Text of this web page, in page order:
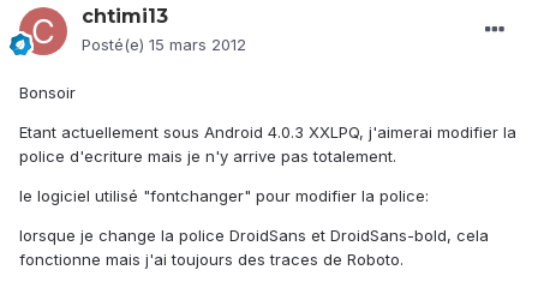
chtimi13
Posté(e) 15 mars 2012
Bonsoir
Etant actuellement sous Android 4.0.3 XXLPQ, j'aimerai modifier la
police d'ecriture mais je n'y arrive pas totalement.
le logiciel utilisé "fontchanger" pour modifier la police:
lorsque je change la police DroidSans et DroidSans-bold, cela
fonctionne mais j'ai toujours des traces de Roboto.